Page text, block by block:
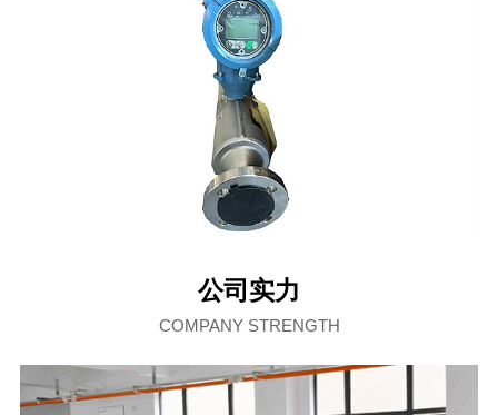
公司实力
COMPANY STRENGTH